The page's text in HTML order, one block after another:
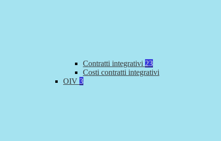
Contratti integrativi 23
Costi contratti integrativi
OIV 3